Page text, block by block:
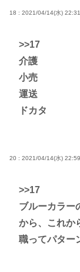
18 : 2021/04/14(水)
>>17
介護
小売
運送
ドカタ
20 : 2021/04/14(水)
>>17
ブルーカラー
から、これか
職ってパター